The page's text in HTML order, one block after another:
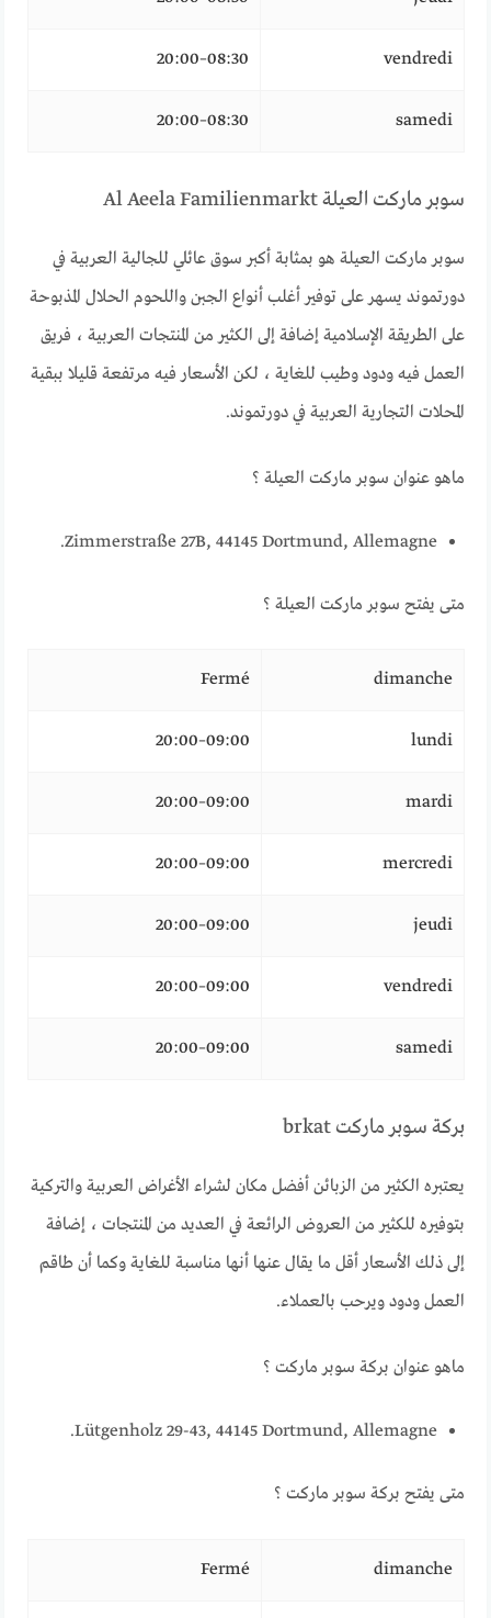
vendredi
08:30–20:00
samedi
08:30–20:00
سوبر ماركت العيلة Al Aeela Familienmarkt
سوبر ماركت العيلة هو بمثابة أكبر سوق عائلي للجالية العربية في
دورتموند يسهر على توفير أغلب أنواع الجبن واللحوم الحلال المذبوحة
على الطريقة الإسلامية إضافة إلى الكثير من المنتجات العربية ، فريق
العمل فيه ودود وطيب للغاية ، لكن الأسعار فيه مرتفعة قليلا ببقية
المحلات التجارية العربية في دورتموند.
ماهو عنوان سوبر ماركت العيلة ؟
Zimmerstraße 27B, 44145 Dortmund, Allemagne.
متى يفتح سوبر ماركت العيلة ؟
dimanche
Fermé
lundi
09:00–20:00
mardi
09:00–20:00
mercredi
09:00–20:00
jeudi
09:00–20:00
vendredi
09:00–20:00
samedi
09:00–20:00
بركة سوبر ماركت brkat
يعتبره الكثير من الزبائن أفضل مكان لشراء الأغراض العربية والتركية
بتوفيره للكثير من العروض الرائعة في العديد من المنتجات ، إضافة
إلى ذلك الأسعار أقل ما يقال عنها أنها مناسبة للغاية وكما أن طاقم
العمل ودود ويرحب بالعملاء.
ماهو عنوان بركة سوبر ماركت ؟
Lütgenholz 29-43, 44145 Dortmund, Allemagne.
متى يفتح بركة سوبر ماركت ؟
dimanche
Fermé